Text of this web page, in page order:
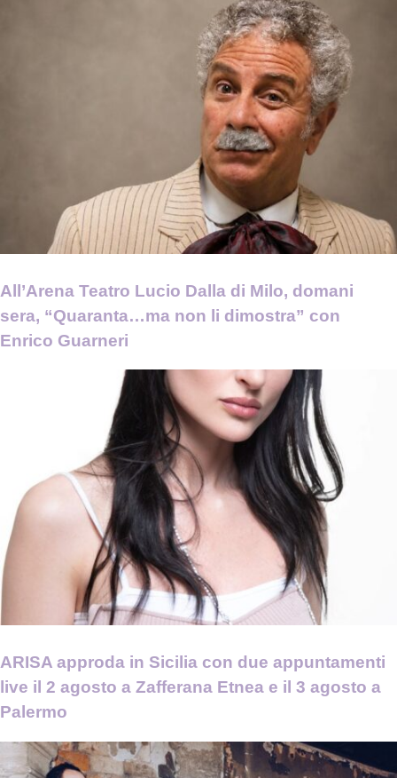
All’Arena Teatro Lucio Dalla di Milo, domani
sera, “Quaranta…ma non li dimostra” con
Enrico Guarneri
ARISA approda in Sicilia con due appuntamenti
live il 2 agosto a Zafferana Etnea e il 3 agosto a
Palermo